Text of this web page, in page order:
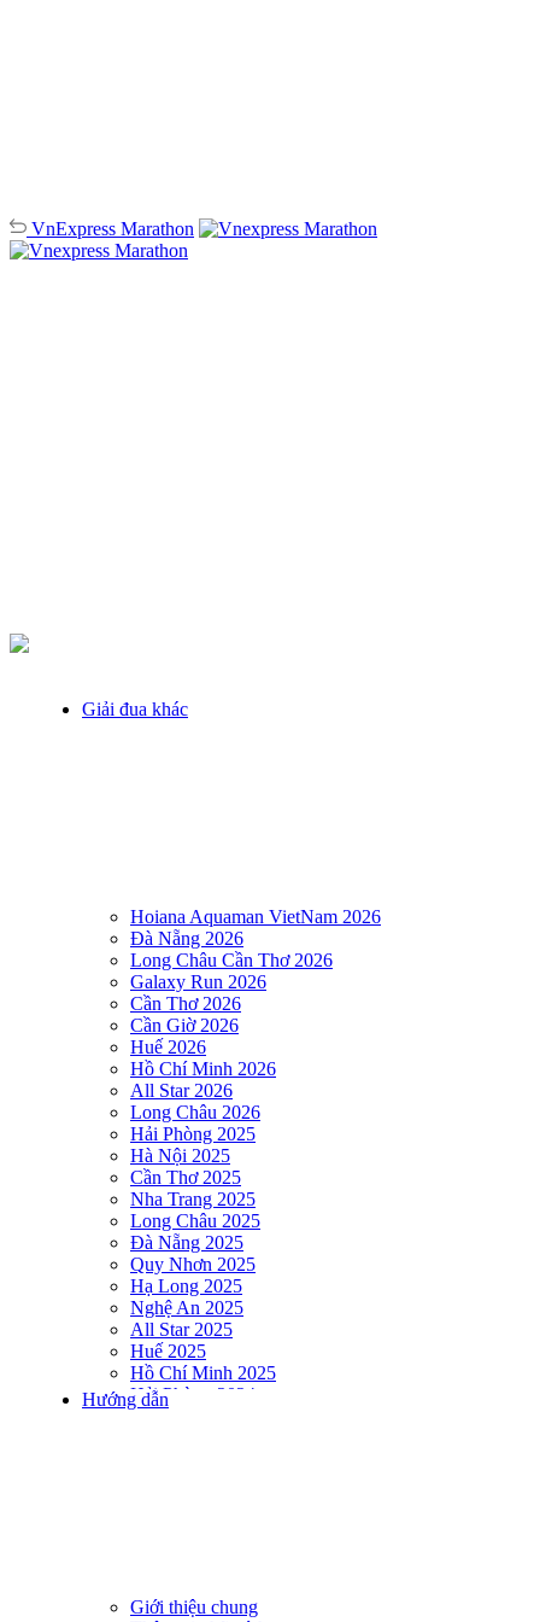
VnExpress Marathon
Giải đua khác
Hoiana Aquaman VietNam 2026
Đà Nẵng 2026
Long Châu Cần Thơ 2026
Galaxy Run 2026
Cần Thơ 2026
Cần Giờ 2026
Huế 2026
Hồ Chí Minh 2026
All Star 2026
Long Châu 2026
Hải Phòng 2025
Hà Nội 2025
Cần Thơ 2025
Nha Trang 2025
Long Châu 2025
Đà Nẵng 2025
Quy Nhơn 2025
Hạ Long 2025
Nghệ An 2025
All Star 2025
Huế 2025
Hồ Chí Minh 2025
Hải Phòng 2024
DNSE AQUAMAN VIETNAM 2024
DNSE AQUAMAN VIETNAM 2023
Hướng dẫn
Giới thiệu chung